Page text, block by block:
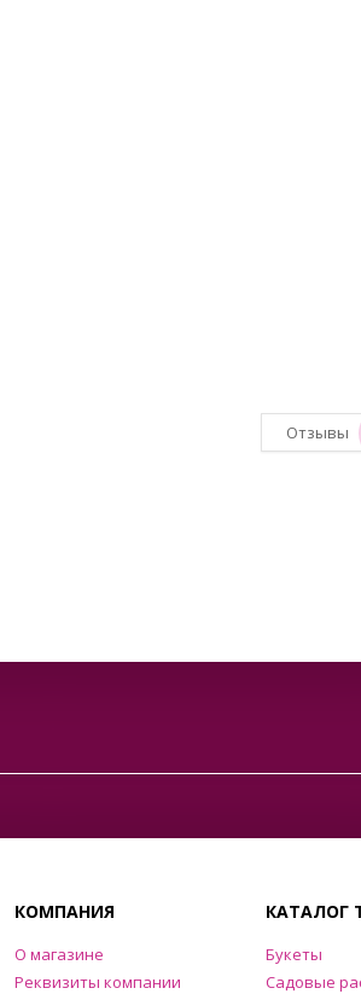
Отзывы
КОМПАНИЯ
О магазине
Реквизиты компании
КАТАЛОГ
Букеты
Садовые